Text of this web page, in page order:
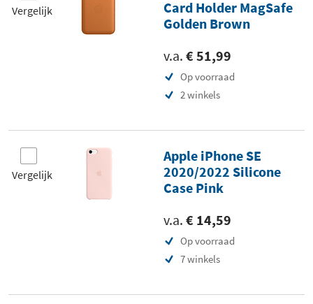
Vergelijk
Card Holder MagSafe
Golden Brown
v.a. € 51,99
Op voorraad
2 winkels
Vergelijk
Apple iPhone SE
2020/2022 Silicone
Case Pink
v.a. € 14,59
Op voorraad
7 winkels